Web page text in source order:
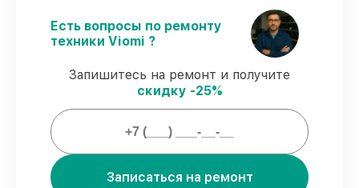
– ремонт робота-
пылесоса Viomi V2 Pro строго по
договоренности.
Гарантийное сопровождение– все
ремонтные услуги и комплектующие
защищены гарантийной поддержкой до
Мы гарантируем:
Есть вопросы по ремонту
техники Viomi ?
Запишитесь на ремонт и получите
скидку -25%
Записаться на ремонт